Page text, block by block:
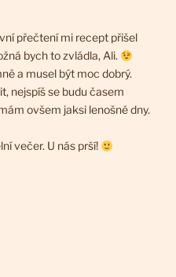
přečtení mi recept přišel
bych to zvládla, Ali.
a musel být moc dobrý.
nejspíš se budu časem
ovšem jaksi lenošné dny.
večer. U nás prší!